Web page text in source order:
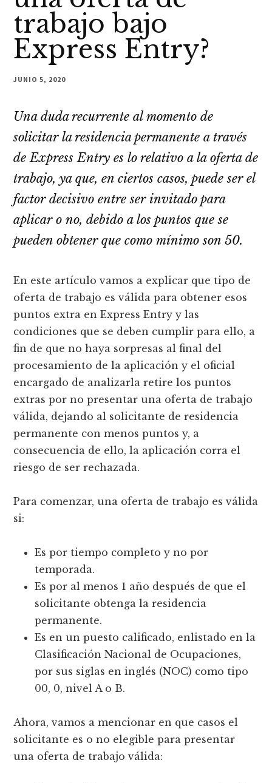
trabajo bajo
Express Entry?
JUNIO 5, 2020
Una duda recurrente al momento de
solicitar la residencia permanente a través
de Express Entry es lo relativo a la oferta de
trabajo, ya que, en ciertos casos, puede ser el
factor decisivo entre ser invitado para
aplicar o no, debido a los puntos que se
pueden obtener que como mínimo son 50.
En este artículo vamos a explicar que tipo de
oferta de trabajo es válida para obtener esos
puntos extra en Express Entry y las
condiciones que se deben cumplir para ello, a
fin de que no haya sorpresas al final del
procesamiento de la aplicación y el oficial
encargado de analizarla retire los puntos
extras por no presentar una oferta de trabajo
válida, dejando al solicitante de residencia
permanente con menos puntos y, a
consecuencia de ello, la aplicación corra el
riesgo de ser rechazada.
Para comenzar, una oferta de trabajo es válida
si:
Es por tiempo completo y no por
temporada.
Es por al menos 1 año después de que el
solicitante obtenga la residencia
permanente.
Es en un puesto calificado, enlistado en la
Clasificación Nacional de Ocupaciones,
por sus siglas en inglés (NOC) como tipo
00, 0, nivel A o B.
Ahora, vamos a mencionar en que casos el
solicitante es o no elegible para presentar
una oferta de trabajo válida: